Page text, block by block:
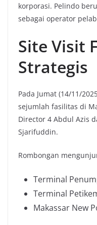
korporasi. Pelindo
sebagai operator
Site Visit
Strategis
Pada Jumat (14/11/
sejumlah fasilitas di
Director 4 Abdul Azis
Sjarifuddin.
Rombongan
Terminal
Terminal
Makassar New